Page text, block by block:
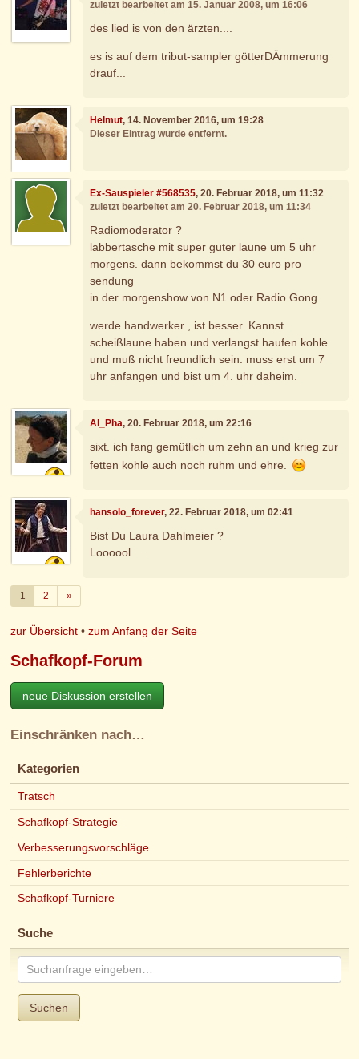
zuletzt bearbeitet am 15. Januar 2008, um 16:06
des lied is von den ärzten....
es is auf dem tribut-sampler götterDÄmmerung
drauf...
Helmut, 14. November 2016, um 19:28
Dieser Eintrag wurde entfernt.
Ex-Sauspieler #568535, 20. Februar 2018, um 11:32
zuletzt bearbeitet am 20. Februar 2018, um 11:34
Radiomoderator ?
labbertasche mit super guter laune um 5 uhr
morgens. dann bekommst du 30 euro pro
sendung
in der morgenshow von N1 oder Radio Gong
werde handwerker , ist besser. Kannst
scheißlaune haben und verlangst haufen kohle
und muß nicht freundlich sein. muss erst um 7
uhr anfangen und bist um 4. uhr daheim.
Al_Pha, 20. Februar 2018, um 22:16
sixt. ich fang gemütlich um zehn an und krieg zur
fetten kohle auch noch ruhm und ehre.
hansolo_forever, 22. Februar 2018, um 02:41
Bist Du Laura Dahlmeier ?
Loooool....
1 2 »Weiter
zur Übersicht •zum Anfang der Seite
Schafkopf-Forum
neue Diskussion erstellen
Einschränken nach…
Kategorien
Tratsch
Schafkopf-Strategie
Verbesserungsvorschläge
Fehlerberichte
Schafkopf-Turniere
Suche
Suchen